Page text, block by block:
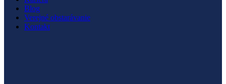
Blog
Verejné obstarávanie
Kontakt